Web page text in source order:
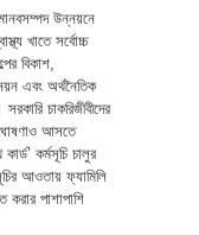
উন্নয়নে
খাতে সর্বোচ্চ
বিকাশ,
এবং অর্থনৈতিক
চাকরিজীবীদের
আসতে
কর্মসূচি চালুর
আওতায় ফ্যামিলি
পাশাপাশি